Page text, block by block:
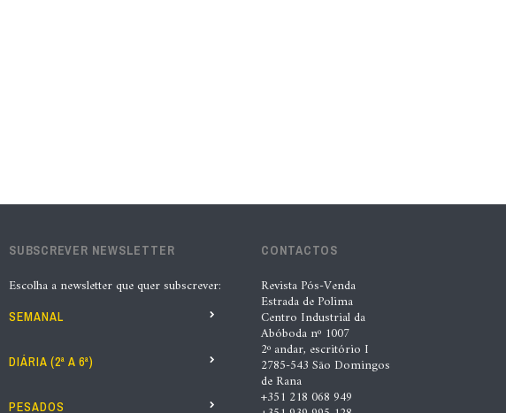
B-Parts expande operação para a
Nádia Conceição
SUBSCREVER NEWSLETTER
Escolha a newsletter que quer subscrever:
SEMANAL
DIÁRIA (2ª A 6ª)
PESADOS
CONTACTOS
Revista Pós-Venda
Estrada de Polima
Centro Industrial da
Abóboda nº 1007
2º andar, escritório I
2785-543 São Domingos
de Rana
+351 218 068 949